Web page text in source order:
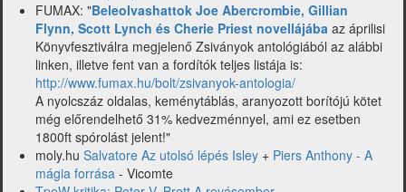
FUMAX: "Beleolvashattok Joe Abercrombie, Gillian
Flynn, Scott Lynch és Cherie Priest novellájába az áprilisi
Könyvfesztiválra megjelenő Zsiványok antológiából az alábbi
linken, illetve fent van a fordítók teljes listája is:
http://www.fumax.hu/bolt/zsivanyok-antologia/
A nyolcszáz oldalas, keménytáblás, aranyozott borítójú kötet
még előrendelhető 31% kedvezménnyel, ami ez esetben
1800ft spórolást jelent!"
moly.hu Salvatore Az utolsó lépés Isley + Piers Anthony - A
mágia forrása - Vicomte